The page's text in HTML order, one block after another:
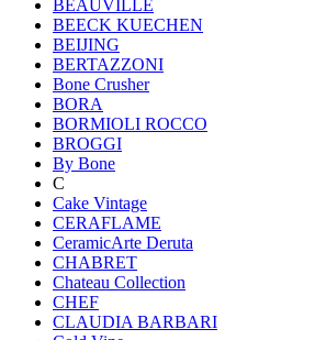
BEAUVILLE
BEECK KUECHEN
BEIJING
BERTAZZONI
Bone Crusher
BORA
BORMIOLI ROCCO
BROGGI
By Bone
C
Cake Vintage
CERAFLAME
CeramicArte Deruta
CHABRET
Chateau Collection
CHEF
CLAUDIA BARBARI